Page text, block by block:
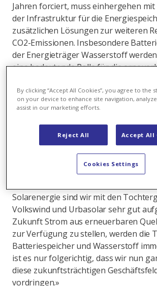
Jahren forciert, muss einhergehen mit
der Infrastruktur für die
zusätzlichen Lösungen zur weiteren
CO2-Emissionen. Insbesondere
der Energieträger Wasserstoff
eine bedeutende Rolle für die
neuen Abteilungen Batteries und
geschaffen, die in der Division
kommenden Monaten aufgebaut.
Christoph Sutter, Head Division
freut sich: „Wir haben den Ausbau
mit erneuerbaren Energien in den
Solarenergie sind wir mit den
Volkswind und Urbasolar sehr gut
Zukunft Strom aus erneuerbaren
zur Verfügung zu stellen, werden die
Batteriespeicher und Wasserstoff
ist es nur folgerichtig, dass wir nun
diese zukunftsträchtigen
vordringen.»
By clicking “Accept All Cookies”, you agree to the
on your device to enhance site navigation, analyze
assist in our marketing efforts.
Reject All Accept All
Cookies Settings